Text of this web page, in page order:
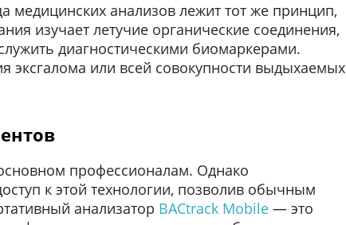
медицинских анализов лежит тот же принцип,
изучает летучие органические соединения,
диагностическими биомаркерами.
эксгалома или всей совокупности выдыхаемых
профессионалам. Однако
к этой технологии, позволив обычным
анализатор BACtrack Mobile — это